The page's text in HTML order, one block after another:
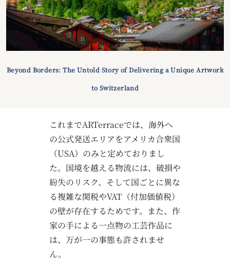
Beyond Borders:The Untold Story of Delivering a Unique Artwork
to Switzerland
これまでARTerraceでは、海外へ
の公式発送エリアをアメリカ合衆国
（USA）のみと定めておりまし
た。国境を越える物流には、破損や
紛失のリスク、そして国ごとに異な
る複雑な関税やVAT（付加価値税）
の壁が存在するためです。また、作
家の手による一点物の工芸作品に
は、万が一の事態も許されませ
ん。